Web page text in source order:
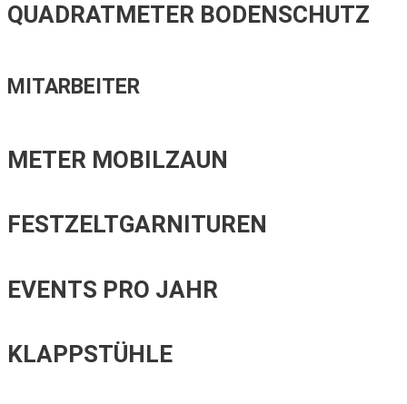
QUADRATMETER BODENSCHUTZ
MITARBEITER
METER MOBILZAUN
FESTZELTGARNITUREN
EVENTS PRO JAHR
KLAPPSTÜHLE